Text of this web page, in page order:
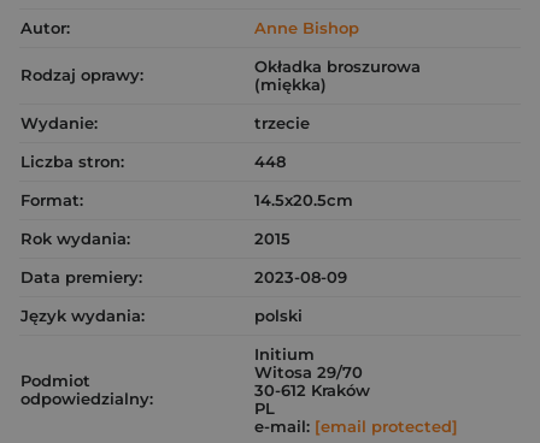
Autor:
Anne Bishop
Rodzaj oprawy:
Okładka broszurowa
(miękka)
Wydanie:
trzecie
Liczba stron:
448
Format:
14.5x20.5cm
Rok wydania:
2015
Data premiery:
2023-08-09
Język wydania:
polski
Podmiot
odpowiedzialny:
Initium
Witosa 29/70
30-612 Kraków
PL
e-mail: [email protected]